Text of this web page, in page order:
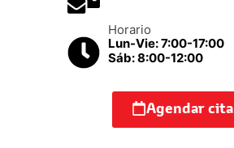
Horario
Lun-Vie: 7:00-17:00
Sáb: 8:00-12:00
Agendar cita